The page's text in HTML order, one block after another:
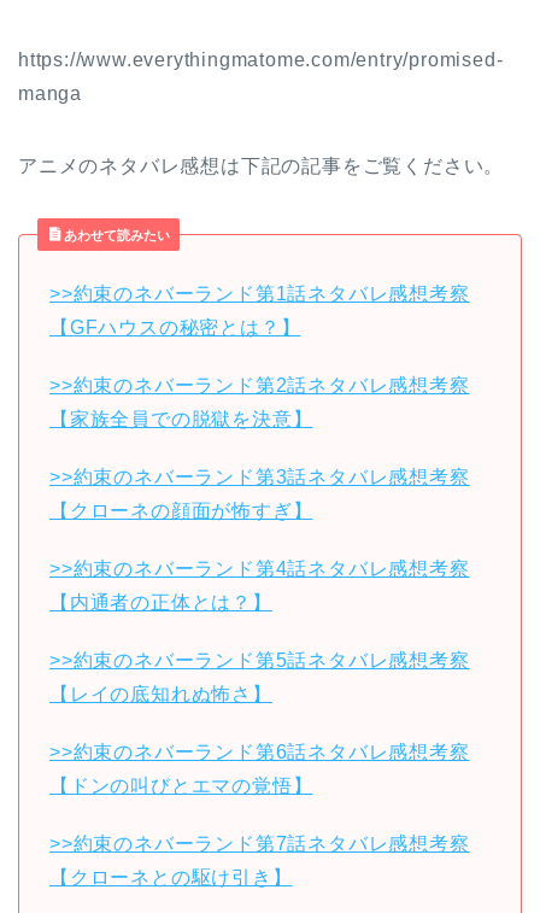
https://www.everythingmatome.com/entry/promised-
manga
アニメのネタバレ感想は下記の記事をご覧ください。
あわせて読みたい
>>約束のネバーランド第1話ネタバレ感想考察
【GFハウスの秘密とは？】
>>約束のネバーランド第2話ネタバレ感想考察
【家族全員での脱獄を決意】
>>約束のネバーランド第3話ネタバレ感想考察
【クローネの顔面が怖すぎ】
>>約束のネバーランド第4話ネタバレ感想考察
【内通者の正体とは？】
>>約束のネバーランド第5話ネタバレ感想考察
【レイの底知れぬ怖さ】
>>約束のネバーランド第6話ネタバレ感想考察
【ドンの叫びとエマの覚悟】
>>約束のネバーランド第7話ネタバレ感想考察
【クローネとの駆け引き】